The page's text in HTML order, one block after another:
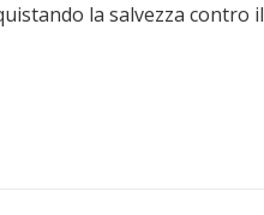
la salvezza contro il